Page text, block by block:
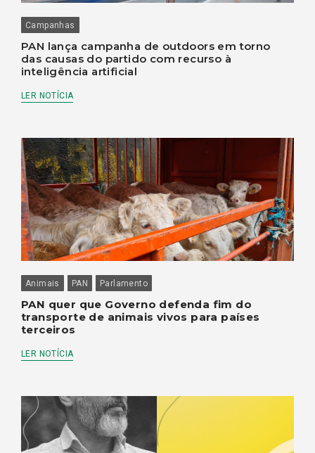
Campanhas
PAN lança campanha de outdoors em torno
das causas do partido com recurso à
inteligência artificial
LER NOTÍCIA
Animais PAN Parlamento
PAN quer que Governo defenda fim do
transporte de animais vivos para países
terceiros
LER NOTÍCIA